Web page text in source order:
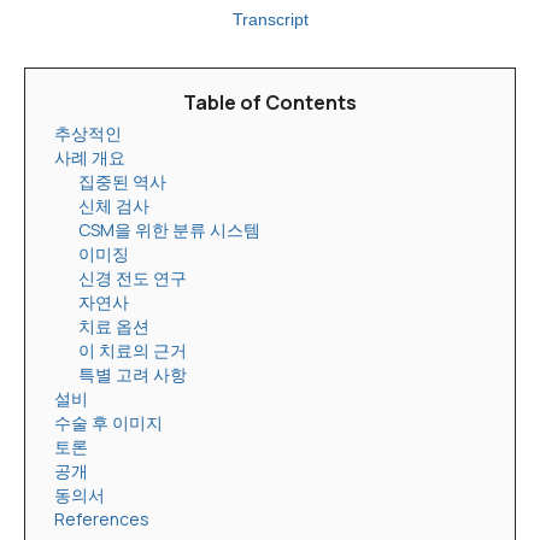
Transcript
Table of Contents
추상적인
사례 개요
집중된 역사
신체 검사
CSM을 위한 분류 시스템
이미징
신경 전도 연구
자연사
치료 옵션
이 치료의 근거
특별 고려 사항
설비
수술 후 이미지
토론
공개
동의서
References